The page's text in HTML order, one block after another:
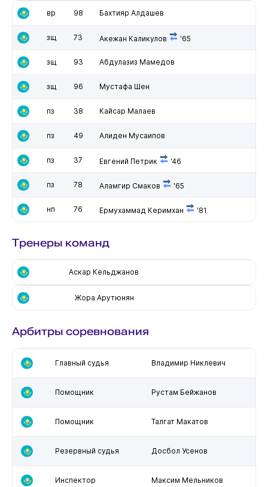
вр 98 Бахтияр Алдашев
зщ 73 Акежан Каликулов '65
зщ 93 Абдулазиз Мамедов
зщ 96 Мустафа Шен
пз 38 Кайсар Малаев
пз 49 Алиден Мусаипов
пз 37 Евгений Петрик '46
пз 78 Аламгир Смаков '65
нп 76 Ермухаммад Керимхан '81
Тренеры команд
Аскар Кельджанов
Жора Арутюнян
Арбитры соревнования
Главный судья Владимир Никлевич
Помощник Рустам Бейжанов
Помощник Талгат Макатов
Резервный судья Досбол Усенов
Инспектор Максим Мельников